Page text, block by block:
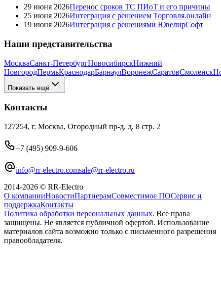
29 июня 2026Перенос сроков ТС ПИоТ и его причины
25 июня 2026Интеграция с решением Торговля.онлайн
19 июня 2026Интеграция с решениями ЮвелирСофт
Наши представительства
МоскваСанкт-ПетербургНовосибирскНижний
НовгородПермьКраснодарБарнаулВоронежСаратовСмоленск
Показать ещё
Контакты
127254, г. Москва, Огородный пр-д, д. 8 стр. 2
+7 (495) 909-9-606
info@rr-electro.comsale@rr-electro.ru
2014-2026 © RR-Electro
О компанииНовостиПартнерамСовместимое ПОСервис и
поддержкаКонтакты
Политика обработки персональных данных. Все права
защищены. Не является публичной офертой. Использование
материалов сайта возможно только с письменного разрешения
правообладателя.